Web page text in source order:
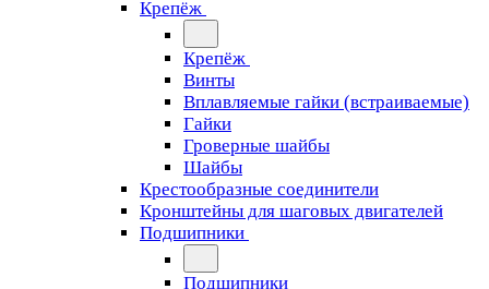
Крепёж
Крепёж
Винты
Вплавляемые гайки (встраиваемые)
Гайки
Гроверные шайбы
Шайбы
Крестообразные соединители
Кронштейны для шаговых двигателей
Подшипники
Подшипники